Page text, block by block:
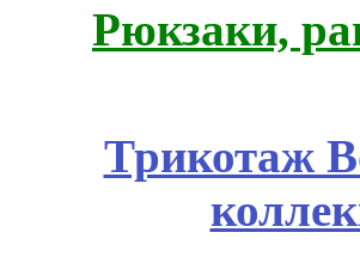
Рюкзаки,
Трикотаж